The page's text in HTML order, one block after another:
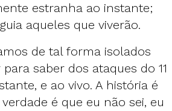
estranha ao instante;
aqueles que viverão.
de tal forma isolados
saber dos ataques do 11
e ao vivo. A história é
é que eu não sei, eu